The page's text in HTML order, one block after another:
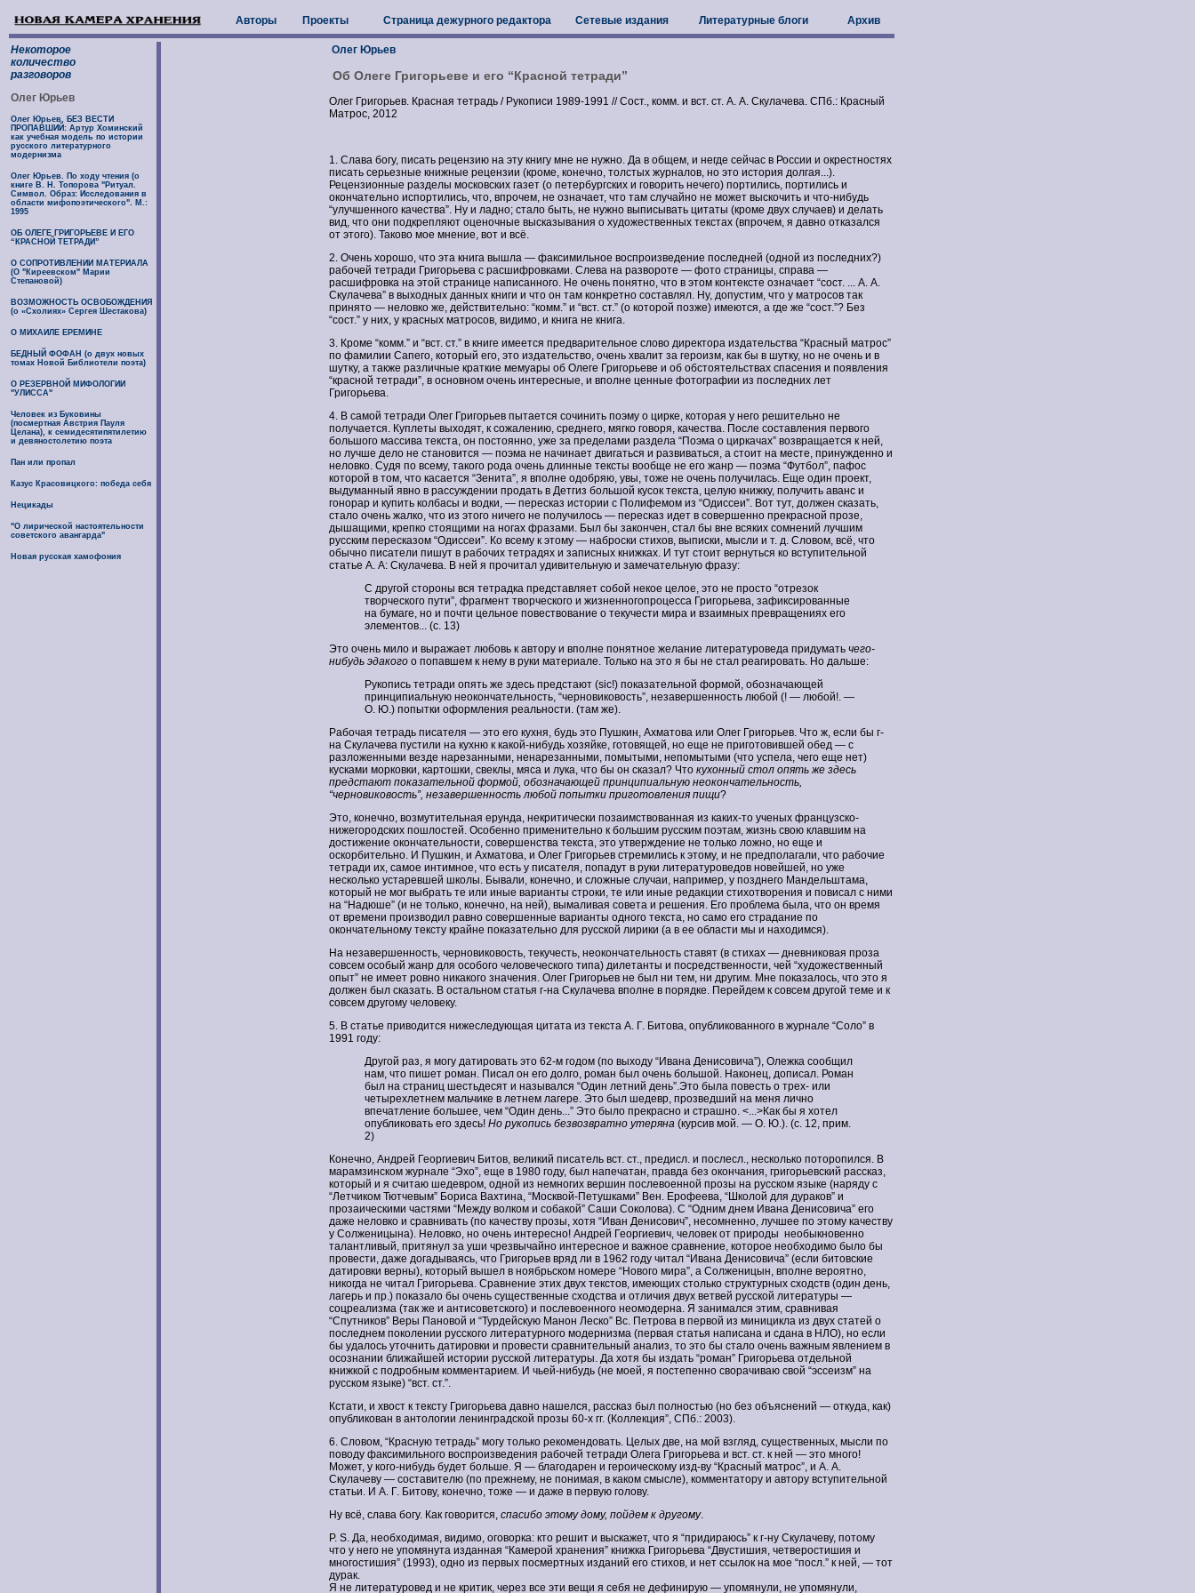
Авторы Проекты Страница дежурного редактора Сетевые издания Литературные блоги Архив
Некоторое
количество
разговоров
Олег Юрьев
Олег Юрьев. БЕЗ ВЕСТИ
ПРОПАВШИЙ: Артур Хоминский
как учебная модель по истории
русского литературного
модернизма
Олег Юрьев. По ходу чтения (о
книге В. Н. Топорова "Ритуал.
Символ. Образ: Исследования в
области мифопоэтического". М.:
1995
ОБ ОЛЕГЕ ГРИГОРЬЕВЕ И ЕГО
“КРАСНОЙ ТЕТРАДИ”
О СОПРОТИВЛЕНИИ МАТЕРИАЛА
(О "Киреевском" Марии
Степановой)
ВОЗМОЖНОСТЬ ОСВОБОЖДЕНИЯ
(о «Схолиях» Сергея Шестакова)
О МИХАИЛЕ ЕРЕМИНЕ
БЕДНЫЙ ФОФАН (о двух новых
томах Новой Библиотели поэта)
О РЕЗЕРВНОЙ МИФОЛОГИИ
"УЛИССА"
Человек из Буковины
(посмертная Австрия Пауля
Целана), к семидесятипятилетию
и девяностолетию поэта
Пан или пропал
Казус Красовицкого: победа себя
Нецикады
"О лирической настоятельности
советского авангарда"
Новая русская хамофония
Олег Юрьев
Об Олеге Григорьеве и его “Красной тетради”
Олег Григорьев. Красная тетрадь / Рукописи 1989-1991 // Сост., комм. и вст. ст. А. А. Скулачева. СПб.: Красный
Матрос, 2012
1. Слава богу, писать рецензию на эту книгу мне не нужно. Да в общем, и негде сейчас в России и окрестностях
писать серьезные книжные рецензии (кроме, конечно, толстых журналов, но это история долгая...).
Рецензионные разделы московских газет (о петербургских и говорить нечего) портились, портились и
окончательно испортились, что, впрочем, не означает, что там случайно не может выскочить и что-нибудь
“улучшенного качества”. Ну и ладно; стало быть, не нужно выписывать цитаты (кроме двух случаев) и делать
вид, что они подкрепляют оценочные высказывания о художественных текстах (впрочем, я давно отказался
от этого). Таково мое мнение, вот и всё.
2. Очень хорошо, что эта книга вышла — факсимильное воспроизведение последней (одной из последних?)
рабочей тетради Григорьева с расшифровками. Слева на развороте — фото страницы, справа —
расшифровка на этой странице написанного. Не очень понятно, что в этом контексте означает “сост. ... А. А.
Скулачева” в выходных данных книги и что он там конкретно составлял. Ну, допустим, что у матросов так
принято — неловко же, действительно: “комм.” и “вст. ст.” (о которой позже) имеются, а где же “сост.”? Без
“сост.” у них, у красных матросов, видимо, и книга не книга.
3. Кроме “комм.” и “вст. ст.” в книге имеется предварительное слово директора издательства “Красный матрос”
по фамилии Сапего, который его, это издательство, очень хвалит за героизм, как бы в шутку, но не очень и в
шутку, а также различные краткие мемуары об Олеге Григорьеве и об обстоятельствах спасения и появления
“красной тетради”, в основном очень интересные, и вполне ценные фотографии из последних лет
Григорьева.
4. В самой тетради Олег Григорьев пытается сочинить поэму о цирке, которая у него решительно не
получается. Куплеты выходят, к сожалению, среднего, мягко говоря, качества. После составления первого
большого массива текста, он постоянно, уже за пределами раздела “Поэма о циркачах” возвращается к ней,
но лучше дело не становится — поэма не начинает двигаться и развиваться, а стоит на месте, принужденно и
неловко. Судя по всему, такого рода очень длинные тексты вообще не его жанр — поэма “Футбол”, пафос
которой в том, что касается “Зенита”, я вполне одобряю, увы, тоже не очень получилась. Еще один проект,
выдуманный явно в рассуждении продать в Детгиз большой кусок текста, целую книжку, получить аванс и
гонорар и купить колбасы и водки, — пересказ истории с Полифемом из “Одиссеи”. Вот тут, должен сказать,
стало очень жалко, что из этого ничего не получилось — пересказ идет в совершенно прекрасной прозе,
дышащими, крепко стоящими на ногах фразами. Был бы закончен, стал бы вне всяких сомнений лучшим
русским пересказом “Одиссеи”. Ко всему к этому — наброски стихов, выписки, мысли и т. д. Словом, всё, что
обычно писатели пишут в рабочих тетрадях и записных книжках. И тут стоит вернуться ко вступительной
статье А. А: Скулачева. В ней я прочитал удивительную и замечательную фразу:
С другой стороны вся тетрадка представляет собой некое целое, это не просто “отрезок
творческого пути”, фрагмент творческого и жизненногопроцесса Григорьева, зафиксированные
на бумаге, но и почти цельное повествование о текучести мира и взаимных превращениях его
элементов... (с. 13)
Это очень мило и выражает любовь к автору и вполне понятное желание литературоведа придумать чего-
нибудь эдакого о попавшем к нему в руки материале. Только на это я бы не стал реагировать. Но дальше:
Рукопись тетради опять же здесь предстают (sic!) показательной формой, обозначающей
принципиальную неокончательность, “черновиковость”, незавершенность любой (! — любой!. —
О. Ю.) попытки оформления реальности. (там же).
Рабочая тетрадь писателя — это его кухня, будь это Пушкин, Ахматова или Олег Григорьев. Что ж, если бы г-
на Скулачева пустили на кухню к какой-нибудь хозяйке, готовящей, но еще не приготовившей обед — с
разложенными везде нарезанными, ненарезанными, помытыми, непомытыми (что успела, чего еще нет)
кусками морковки, картошки, свеклы, мяса и лука, что бы он сказал? Что кухонный стол опять же здесь
предстают показательной формой, обозначающей принципиальную неокончательность,
“черновиковость”, незавершенность любой попытки приготовления пищи?
Это, конечно, возмутительная ерунда, некритически позаимствованная из каких-то ученых французско-
нижегородских пошлостей. Особенно применительно к большим русским поэтам, жизнь свою клавшим на
достижение окончательности, совершенства текста, это утверждение не только ложно, но еще и
оскорбительно. И Пушкин, и Ахматова, и Олег Григорьев стремились к этому, и не предполагали, что рабочие
тетради их, самое интимное, что есть у писателя, попадут в руки литературоведов новейшей, но уже
несколько устаревшей школы. Бывали, конечно, и сложные случаи, например, у позднего Мандельштама,
который не мог выбрать те или иные варианты строки, те или иные редакции стихотворения и повисал с ними
на “Надюше” (и не только, конечно, на ней), вымаливая совета и решения. Его проблема была, что он время
от времени производил равно совершенные варианты одного текста, но само его страдание по
окончательному тексту крайне показательно для русской лирики (а в ее области мы и находимся).
На незавершенность, черновиковость, текучесть, неокончательность ставят (в стихах — дневниковая проза
совсем особый жанр для особого человеческого типа) дилетанты и посредственности, чей “художественный
опыт” не имеет ровно никакого значения. Олег Григорьев не был ни тем, ни другим. Мне показалось, что это я
должен был сказать. В остальном статья г-на Скулачева вполне в порядке. Перейдем к совсем другой теме и к
совсем другому человеку.
5. В статье приводится нижеследующая цитата из текста А. Г. Битова, опубликованного в журнале “Соло” в
1991 году:
Другой раз, я могу датировать это 62-м годом (по выходу “Ивана Денисовича”), Олежка сообщил
нам, что пишет роман. Писал он его долго, роман был очень большой. Наконец, дописал. Роман
был на страниц шестьдесят и назывался “Один летний день”.Это была повесть о трех- или
четырехлетнем мальчике в летнем лагере. Это был шедевр, прозведший на меня лично
впечатление большее, чем “Один день...” Это было прекрасно и страшно. <...>Как бы я хотел
опубликовать его здесь! Но рукопись безвозвратно утеряна (курсив мой. — О. Ю.). (с. 12, прим.
2)
Конечно, Андрей Георгиевич Битов, великий писатель вст. ст., предисл. и послесл., несколько поторопился. В
марамзинском журнале “Эхо”, еще в 1980 году, был напечатан, правда без окончания, григорьевский рассказ,
который и я считаю шедевром, одной из немногих вершин послевоенной прозы на русском языке (наряду с
“Летчиком Тютчевым” Бориса Вахтина, “Москвой-Петушками” Вен. Ерофеева, “Школой для дураков” и
прозаическими частями “Между волком и собакой” Саши Соколова). С “Одним днем Ивана Денисовича” его
даже неловко и сравнивать (по качеству прозы, хотя “Иван Денисович”, несомненно, лучшее по этому качеству
у Солженицына). Неловко, но очень интересно! Андрей Георгиевич, человек от природы необыкновенно
талантливый, притянул за уши чрезвычайно интересное и важное сравнение, которое необходимо было бы
провести, даже догадываясь, что Григорьев вряд ли в 1962 году читал “Ивана Денисовича” (если битовские
датировки верны), который вышел в ноябрьском номере “Нового мира”, а Солженицын, вполне вероятно,
никогда не читал Григорьева. Сравнение этих двух текстов, имеющих столько структурных сходств (один день,
лагерь и пр.) показало бы очень существенные сходства и отличия двух ветвей русской литературы —
соцреализма (так же и антисоветского) и послевоенного неомодерна. Я занимался этим, сравнивая
“Спутников” Веры Пановой и “Турдейскую Манон Леско” Вс. Петрова в первой из миницикла из двух статей о
последнем поколении русского литературного модернизма (первая статья написана и сдана в НЛО), но если
бы удалось уточнить датировки и провести сравнительный анализ, то это бы стало очень важным явлением в
осознании ближайшей истории русской литературы. Да хотя бы издать “роман” Григорьева отдельной
книжкой с подробным комментарием. И чьей-нибудь (не моей, я постепенно сворачиваю свой “эссеизм” на
русском языке) “вст. ст.”.
Кстати, и хвост к тексту Григорьева давно нашелся, рассказ был полностью (но без объяснений — откуда, как)
опубликован в антологии ленинградской прозы 60-х гг. (Коллекция”, СПб.: 2003).
6. Словом, “Красную тетрадь” могу только рекомендовать. Целых две, на мой взгляд, существенных, мысли по
поводу факсимильного воспроизведения рабочей тетради Олега Григорьева и вст. ст. к ней — это много!
Может, у кого-нибудь будет больше. Я — благодарен и героическому изд-ву “Красный матрос”, и А. А.
Скулачеву — составителю (по прежнему, не понимая, в каком смысле), комментатору и автору вступительной
статьи. И А. Г. Битову, конечно, тоже — и даже в первую голову.
Ну всё, слава богу. Как говорится, спасибо этому дому, пойдем к другому.
P. S. Да, необходимая, видимо, оговорка: кто решит и выскажет, что я “придираюсь” к г-ну Скулачеву, потому
что у него не упомянута изданная “Камерой хранения” книжка Григорьева “Двустишия, четверостишия и
многостишия” (1993), одно из первых посмертных изданий его стихов, и нет ссылок на мое “посл.” к ней, — тот
дурак.
Я не литературовед и не критик, через все эти вещи я себя не дефинирую — упомянули, не упомянули,